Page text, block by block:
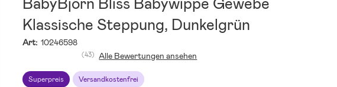
Klassische Steppung, Dunkelgrün
Art: 10246598
Superpreis Versandkostenfrei
(43) Alle Bewertungen ansehen